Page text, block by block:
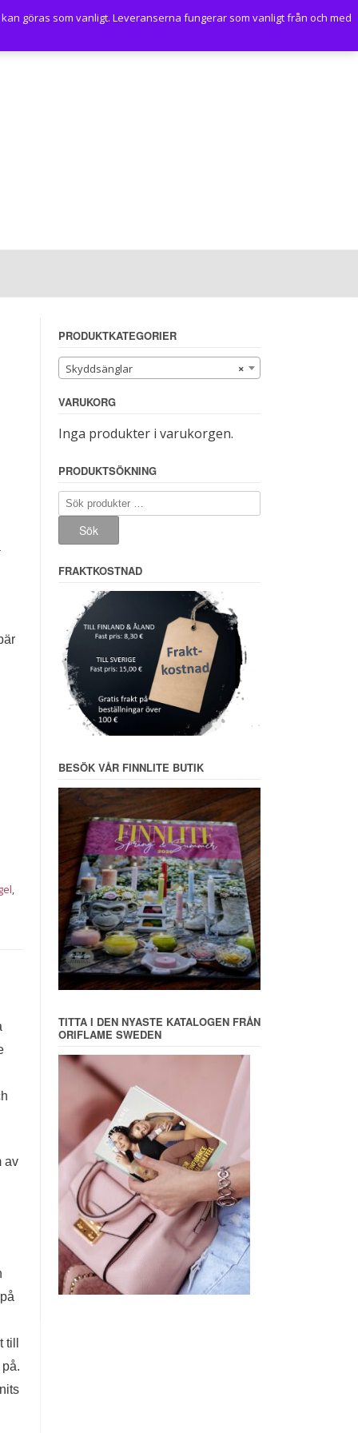
göras som vanligt. Leveranserna fungerar som vanligt från och med
,
av
PRODUKTKATEGORIER
×
Skyddsänglar
VARUKORG
Inga produkter i varukorgen.
PRODUKTSÖKNING
Sök
efter:
Sök
FRAKTKOSTNAD
BESÖK VÅR FINNLITE BUTIK
TITTA I DEN NYASTE KATALOGEN FRÅN
ORIFLAME SWEDEN